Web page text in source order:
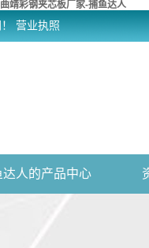
曲靖彩钢夹芯板厂家-捕鱼达人
营业执照
达人的产品中心